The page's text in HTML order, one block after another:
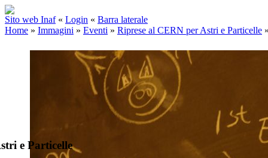
Sito web Inaf « Login « Barra laterale
Home » Immagini » Eventi » Riprese al CERN per Astri e Particelle
e Particelle